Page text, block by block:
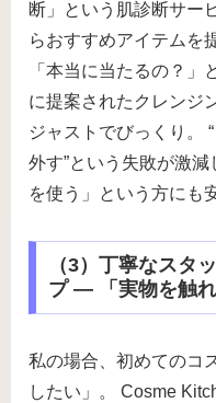
断」という肌診断サー
らおすすめアイテムを
「本当に当たるの？」
に提案されたクレンジ
ジャストでびっくり。
外す”という失敗が激
を使う」という方にも
（3）丁寧なスタ
プ ― 「実物を触
私の場合、初めてのコ
したい」。 Cosme